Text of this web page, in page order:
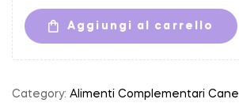
Aggiungi al carrello
Category: Alimenti Complementari Cane